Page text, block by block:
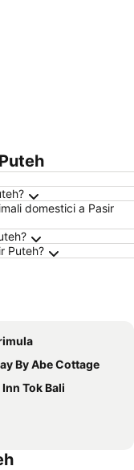
domestici a Pasir
Puteh?
By Abe Cottage
Tok Bali